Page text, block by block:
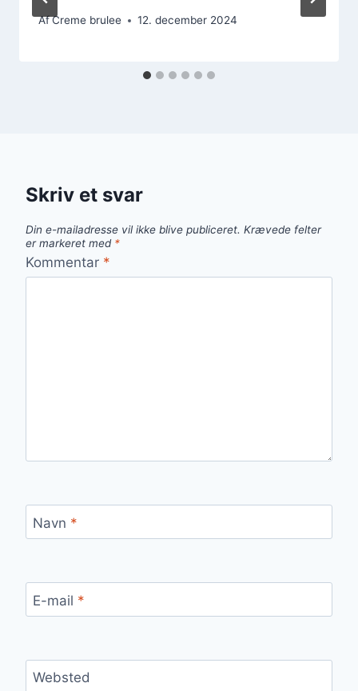
AfCreme brulee 12. december 2024
Skriv et svar
Din e-mailadresse vil ikke blive publiceret. Krævede felter
er markeret med *
Kommentar *
Navn *
E-mail *
Websted